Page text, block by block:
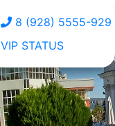
8 (928) 5555-929
VIP STATUS